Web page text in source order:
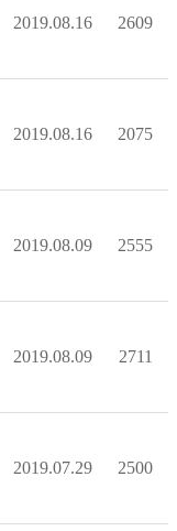
2019.08.16 2609
2019.08.16 2075
2019.08.09 2555
2019.08.09 2711
2019.07.29 2500